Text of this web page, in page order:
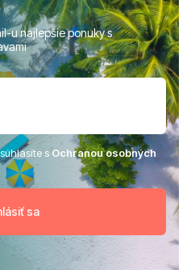
u najlepšie ponuky s
sOchranou osobných